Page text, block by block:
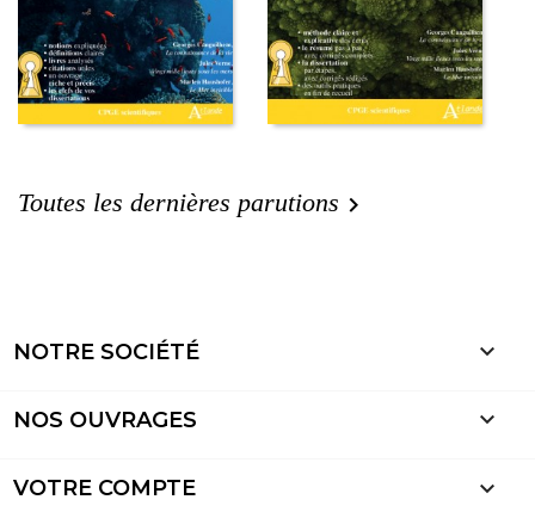
Toutes les dernières parutions 
NOTRE SOCIÉTÉ 
NOS OUVRAGES 
VOTRE COMPTE 